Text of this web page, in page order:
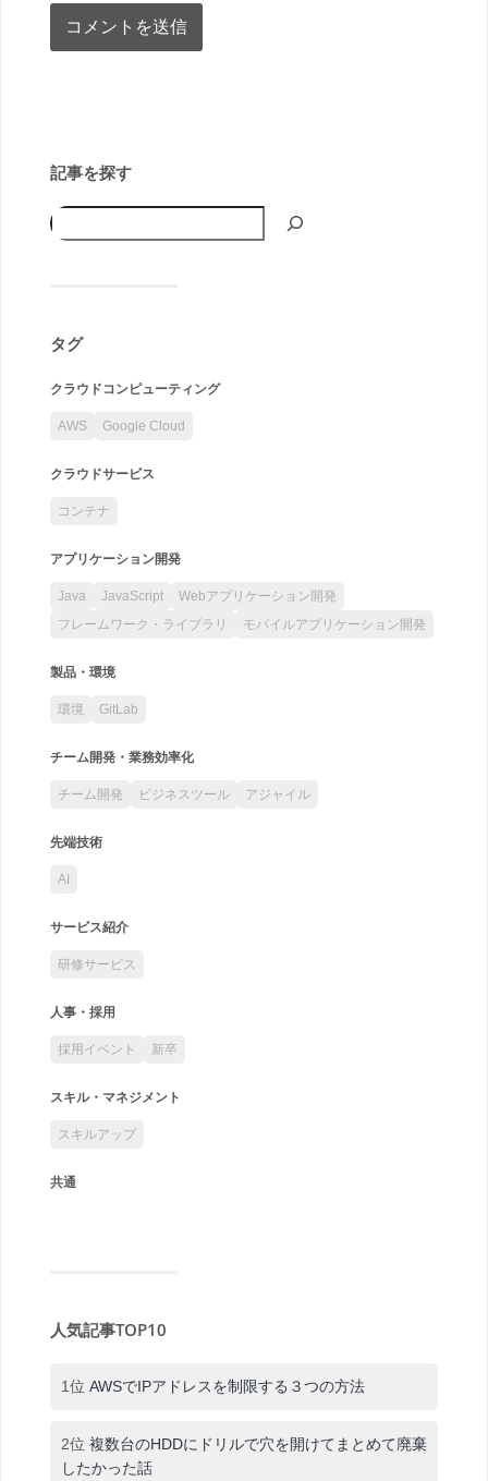
記事を探す
タグ
クラウドコンピューティング
AWS Google Cloud
クラウドサービス
コンテナ
アプリケーション開発
Java JavaScript
Webアプリケーション開発
フレームワーク・ライブラリ
モバイルアプリケーション開発
製品・環境
環境 GitLab
チーム開発・業務効率化
チーム開発 ビジネスツール アジャイル
先端技術
AI
サービス紹介
研修サービス
人事・採用
採用イベント 新卒
スキル・マネジメント
スキルアップ
共通
人気記事TOP10
1位 AWSでIPアドレスを制限する３つの方法
2位 複数台のHDDにドリルで穴を開けてまとめて廃棄
したかった話